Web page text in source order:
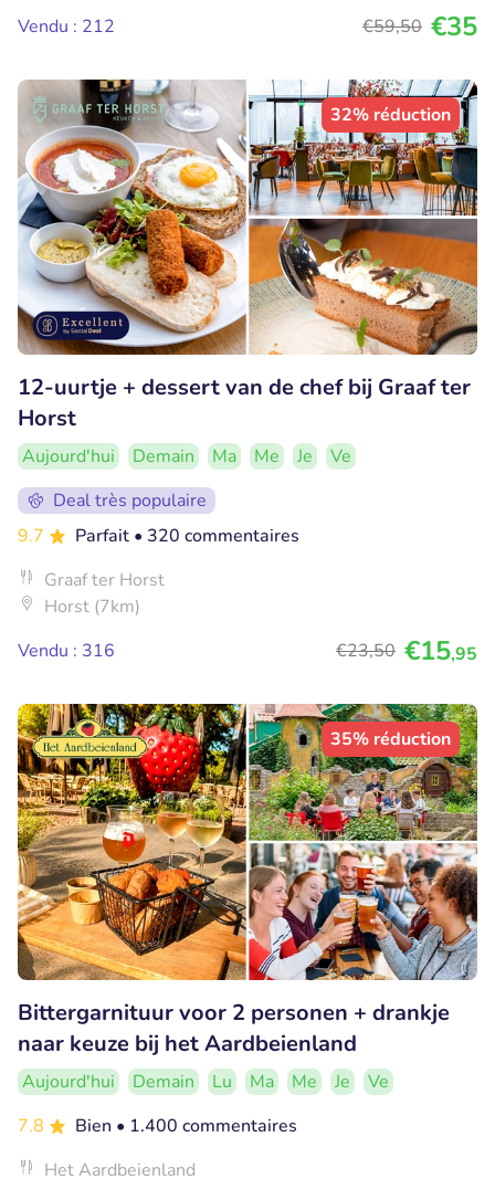
Vendu : 212
€59,50 €35
32% réduction
12-uurtje + dessert van de chef bij Graaf ter
Horst
Aujourd'hui Demain Ma Me Je
Ve
Deal très populaire
9.7
Parfait • 320 commentaires
Graaf ter Horst
Horst (7km)
Vendu : 316
€23,50 €15,95
35% réduction
Bittergarnituur voor 2 personen + drankje
naar keuze bij het Aardbeienland
Aujourd'hui Demain Lu Ma Me Je
Ve
7.8
Bien • 1.400 commentaires
Het Aardbeienland